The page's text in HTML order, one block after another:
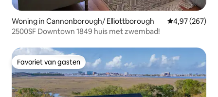
Woning in Cannonborough/ Elliottborough Gemiddelde
4,97 (267)
2500SF Downtown 1849 huis met zwembad!
Favoriet van gasten
Favoriet van gasten